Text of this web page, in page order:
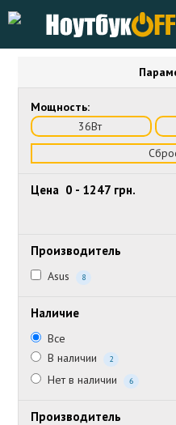
Мощность:
36Вт
Цена 0 - 1247 грн.
Производитель
Asus 8
Наличие
Все
В наличии
2
Нет в наличии 6
Производитель